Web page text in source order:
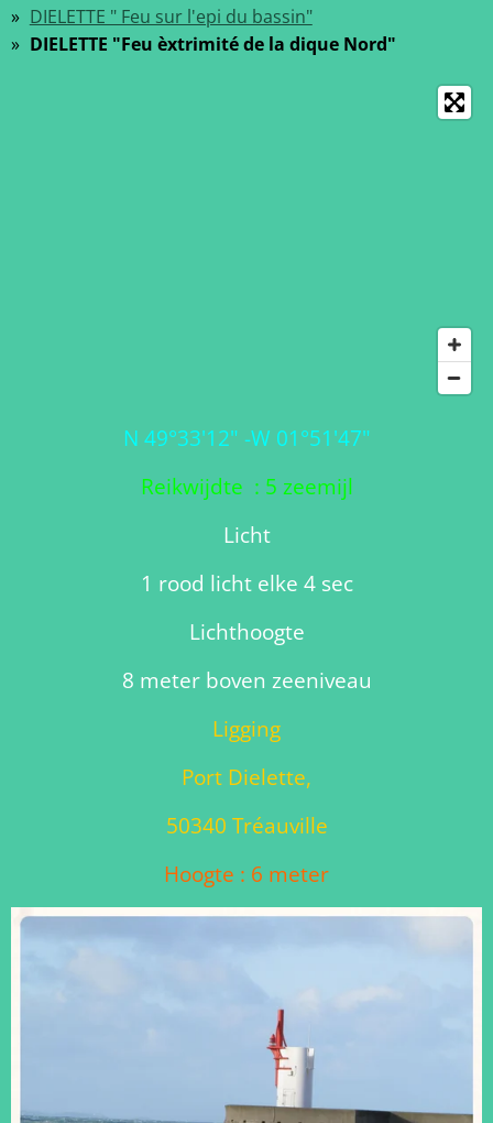
DIELETTE " Feu sur l'epi du bassin"
DIELETTE "Feu èxtrimité de la dique Nord"
N 49°33'12" -W 01°51'47"
Reikwijdte : 5 zeemijl
Licht
1 rood licht elke 4 sec
Lichthoogte
8 meter boven zeeniveau
Ligging
Port Dielette,
50340 Tréauville
Hoogte : 6 meter